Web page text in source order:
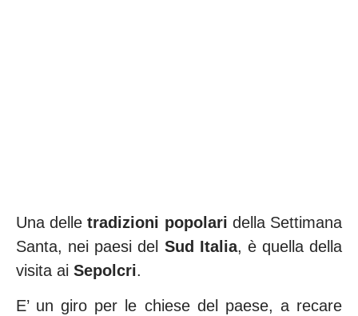
Una delletradizioni popolari della Settimana
Santa, nei paesi del Sud Italia, è quella della
visita ai Sepolcri.
E’ un giro per le chiese del paese, a recare